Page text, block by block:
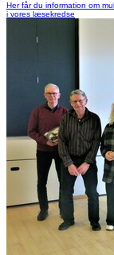
Her får du information om
i vores læsekredse